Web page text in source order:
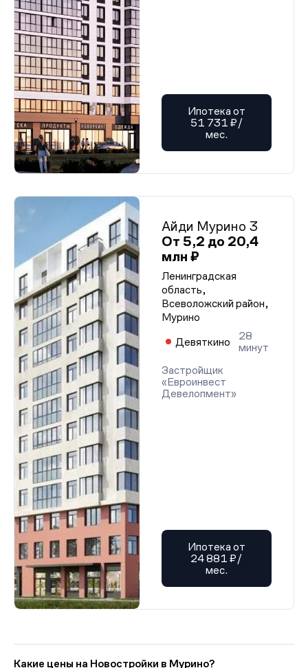
Ипотека от
51 731 ₽/
мес.
Айди Мурино 3
От 5,2 до 20,4
млн ₽
Ленинградская
область,
Всеволожский район,
Мурино
Девяткино
28
минут
Застройщик
«Евроинвест
Девелопмент»
Ипотека от
24 881 ₽/
мес.
Какие цены на Новостройки в Мурино?